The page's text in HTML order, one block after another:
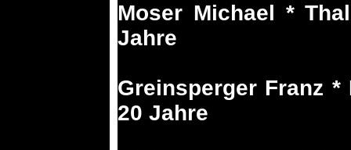
Moser Michael *
Jahre
Greinsperger Franz *
20 Jahre